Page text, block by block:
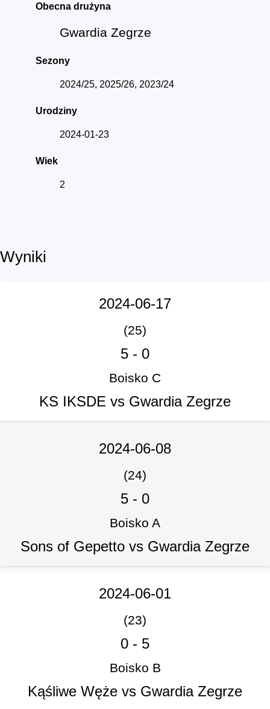
Obecna drużyna
Gwardia Zegrze
Sezony
2024/25, 2025/26, 2023/24
Urodziny
2024-01-23
Wiek
2
Wyniki
2024-06-17
(25)
5 - 0
Boisko C
KS IKSDE vs Gwardia Zegrze
2024-06-08
(24)
5 - 0
Boisko A
Sons of Gepetto vs Gwardia Zegrze
2024-06-01
(23)
0 - 5
Boisko B
Kąśliwe Węże vs Gwardia Zegrze